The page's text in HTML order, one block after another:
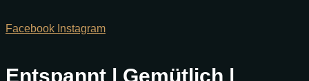
Facebook Instagram
Entspannt | Gemütlich |